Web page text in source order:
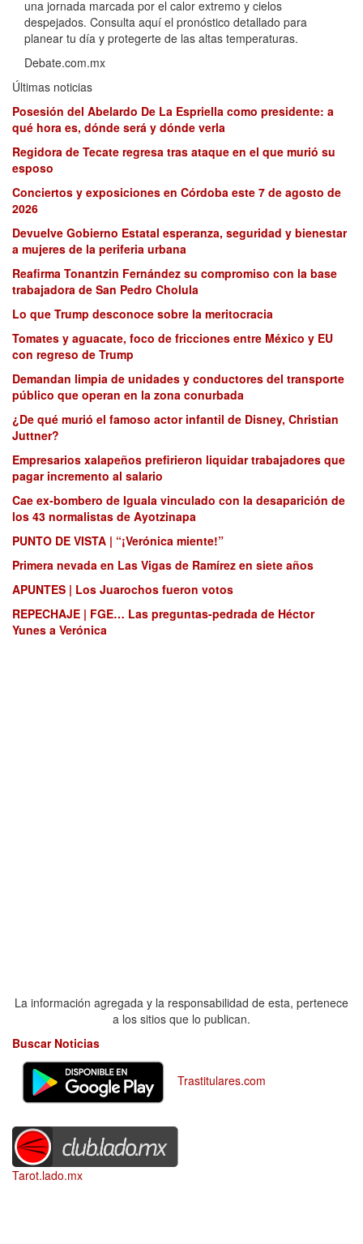
una jornada marcada por el calor extremo y cielos
despejados. Consulta aquí el pronóstico detallado para
planear tu día y protegerte de las altas temperaturas.
Debate.com.mx
Últimas noticias
Posesión del Abelardo De La Espriella como presidente: a
qué hora es, dónde será y dónde verla
Regidora de Tecate regresa tras ataque en el que murió su
esposo
Conciertos y exposiciones en Córdoba este 7 de agosto de
2026
Devuelve Gobierno Estatal esperanza, seguridad y bienestar
a mujeres de la periferia urbana
Reafirma Tonantzin Fernández su compromiso con la base
trabajadora de San Pedro Cholula
Lo que Trump desconoce sobre la meritocracia
Tomates y aguacate, foco de fricciones entre México y EU
con regreso de Trump
Demandan limpia de unidades y conductores del transporte
público que operan en la zona conurbada
¿De qué murió el famoso actor infantil de Disney, Christian
Juttner?
Empresarios xalapeños prefirieron liquidar trabajadores que
pagar incremento al salario
Cae ex-bombero de Iguala vinculado con la desaparición de
los 43 normalistas de Ayotzinapa
PUNTO DE VISTA | “¡Verónica miente!”
Primera nevada en Las Vigas de Ramírez en siete años
APUNTES | Los Juarochos fueron votos
REPECHAJE | FGE… Las preguntas-pedrada de Héctor
Yunes a Verónica
La información agregada y la responsabilidad de esta, pertenece
a los sitios que lo publican.
Buscar Noticias
Trastitulares.com
Tarot.lado.mx